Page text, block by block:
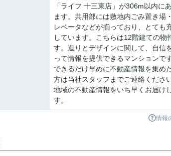
「ライフ 十三東店」が306m以内に
ます。共用部には敷地内ごみ置き場
レベータなどが揃っており、とても
しています。こちらは12階建ての物
す。造りとデザインに関して、自信
って情報を提供できるマンションで
できるだけ早めに不動産情報を集め
方は当社スタッフまでご連絡くださ
地域の不動産情報をいち早くお届け
す。
情報